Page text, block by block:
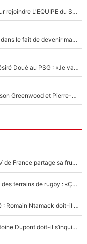
Raymond Domenech a posé ses conditions pour rejoindre L'EQUIPE du Soir : Il refuse de faire l'émission avec un autre chroniqueur !
«C’est l'une des choses qui me fait le plus peur dans le fait de devenir maman» : En couple avec Antoine Dupont, Iris Mittenaere s'inquiète déjà pour ses futurs enfants !
Le transfert de Maghnes Akliouche menace Désiré Doué au PSG : «Je valide à 200%»
«La porte est ouverte pour tout le monde» : Mason Greenwood et Pierre-Emerick Aubameyang ont quitté l'OM, Amine Gouiri balance sur la suite du mercato et sur la réaction du vestiaire !
Mis de côté par Fabien Galthié, un joueur du XV de France partage sa frustration : «ils ne me l’ont pas dit tout de suite»
La raison d'être de Matthieu Jalibert en dehors des terrains de rugby : «Ça m'atteint autant que si tu touches à un membre de ma famille»
XV de France - Matthieu Jalibert a tout changé : Romain Ntamack doit-il s’inquiéter pour sa place à un an de la Coupe du monde ?
«Le XV de France est meilleur avec Lucu» : Antoine Dupont doit-il s’inquiéter pour sa place ?